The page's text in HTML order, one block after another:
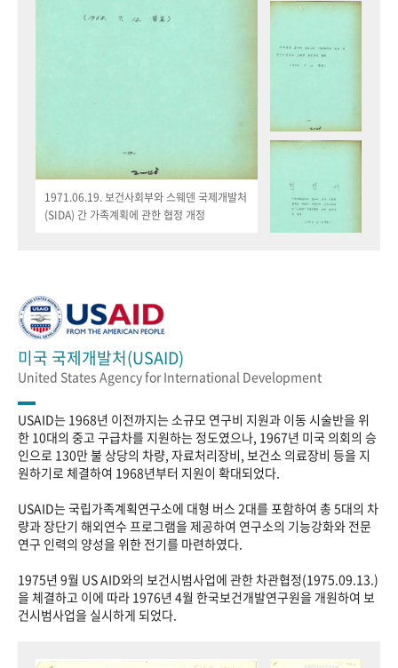
1971.06.19. 보건사회부와 스웨덴 국제개발처
(SIDA) 간 가족계획에 관한 협정 개정
미국 국제개발처(USAID)
United States Agency for International Development
USAID는 1968년 이전까지는 소규모 연구비 지원과 이동 시술반을 위
한 10대의 중고 구급차를 지원하는 정도였으나, 1967년 미국 의회의 승
인으로 130만 불 상당의 차량, 자료처리장비, 보건소 의료장비 등을 지
원하기로 체결하여 1968년부터 지원이 확대되었다.
USAID는 국립가족계획연구소에 대형 버스 2대를 포함하여 총 5대의 차
량과 장단기 해외연수 프로그램을 제공하여 연구소의 기능강화와 전문
연구 인력의 양성을 위한 전기를 마련하였다.
1975년 9월 US AID와의 보건시범사업에 관한 차관협정(1975.09.13.)
을 체결하고 이에 따라 1976년 4월 한국보건개발연구원을 개원하여 보
건시범사업을 실시하게 되었다.